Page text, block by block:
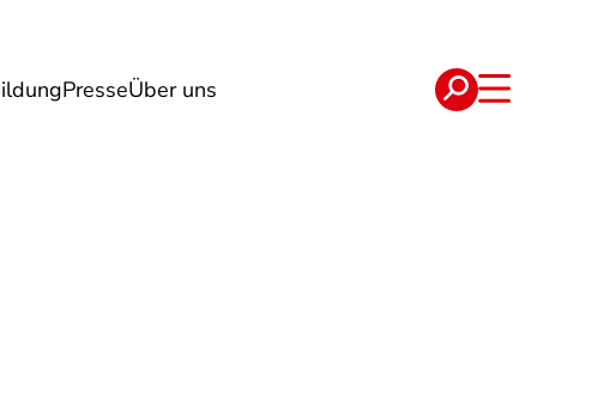
PresseÜber uns
Reise Verträge